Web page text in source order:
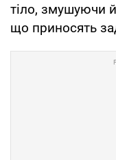
тіло, змушуючи
що приносять